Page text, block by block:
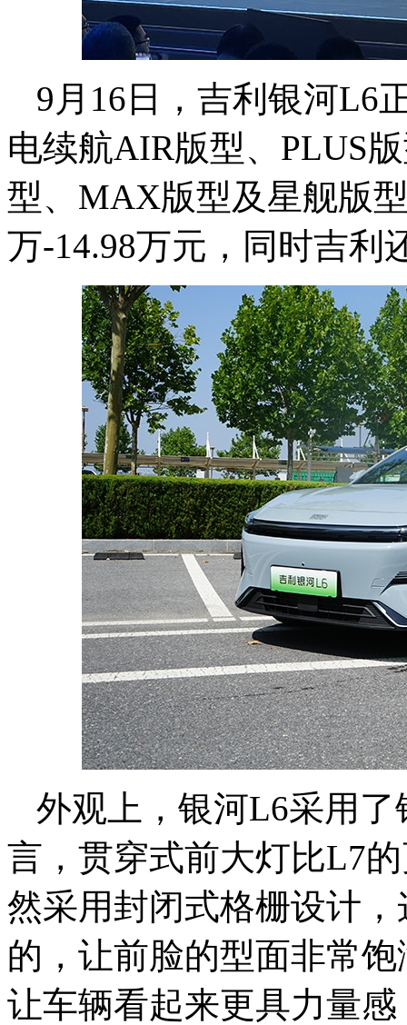
9月16日，吉利银河L6
电续航AIR版型、PLUS
型、MAX版型及星舰版
万-14.98万元，同时吉利
外观上，银河L6采用了
言，贯穿式前大灯比L7
然采用封闭式格栅设计
的，让前脸的型面非常
让车辆看起来更具力量